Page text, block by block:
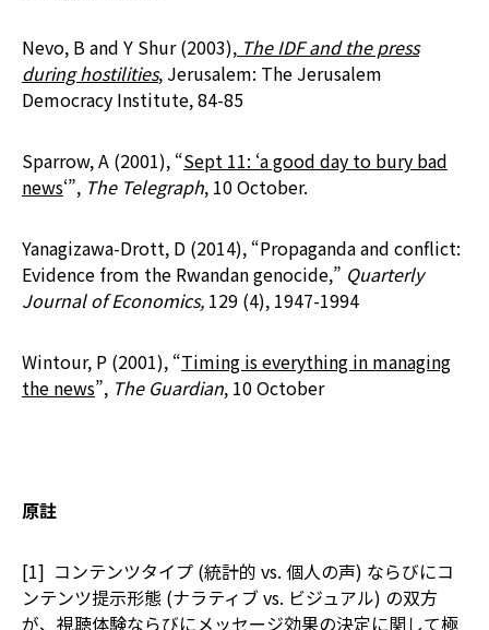
Nevo, B and Y Shur (2003), The IDF and the press
during hostilities, Jerusalem: The Jerusalem
Democracy Institute, 84-85
Sparrow, A (2001), “Sept 11: ‘a good day to bury bad
news‘”, The Telegraph, 10 October.
Yanagizawa-Drott, D (2014), “Propaganda and conflict:
Evidence from the Rwandan genocide,” Quarterly
Journal of Economics, 129 (4), 1947-1994
Wintour, P (2001), “Timing is everything in managing
the news”, The Guardian, 10 October
原註
[1] コンテンツタイプ (統計的 vs. 個人の声) ならびにコ
ンテンツ提示形態 (ナラティブ vs. ビジュアル) の双方
が、視聴体験ならびにメッセージ効果の決定に関して極